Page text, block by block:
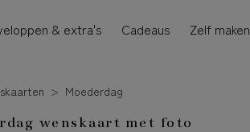
& extra's Cadeaus Zelf maken
Moederdag
wenskaart met foto